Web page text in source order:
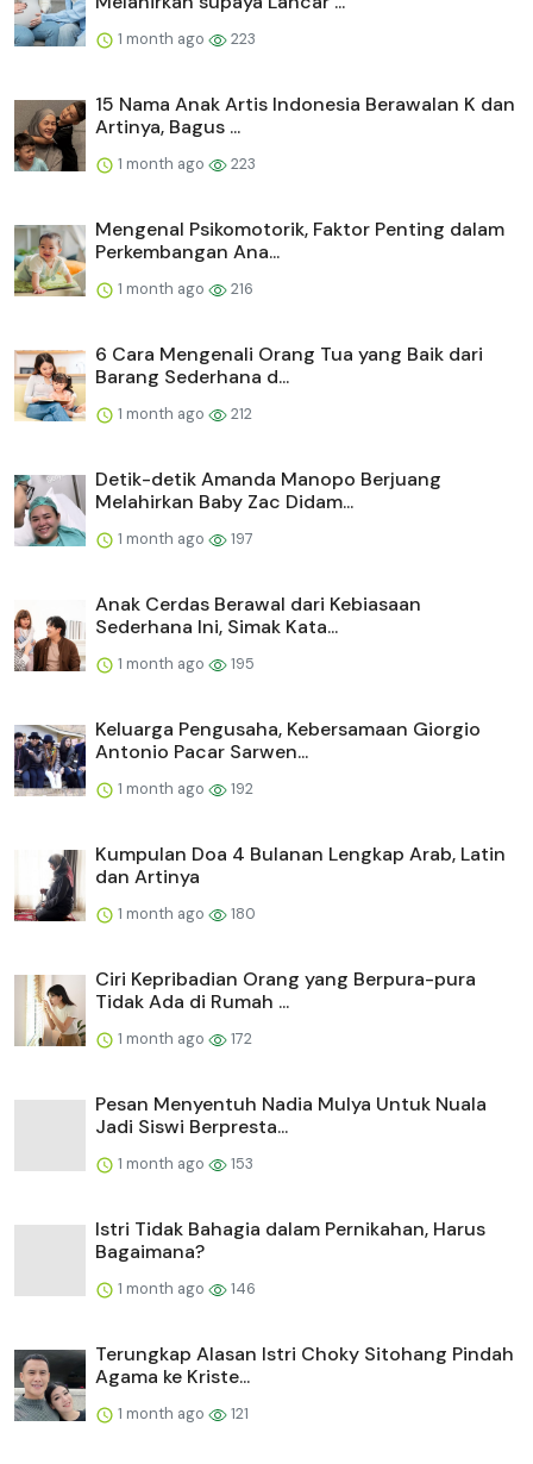
1 month ago 223
15 Nama Anak Artis Indonesia Berawalan K dan
Artinya, Bagus ...
1 month ago 223
Mengenal Psikomotorik, Faktor Penting dalam
Perkembangan Ana...
1 month ago 216
6 Cara Mengenali Orang Tua yang Baik dari
Barang Sederhana d...
1 month ago 212
Detik-detik Amanda Manopo Berjuang
Melahirkan Baby Zac Didam...
1 month ago 197
Anak Cerdas Berawal dari Kebiasaan
Sederhana Ini, Simak Kata...
1 month ago 195
Keluarga Pengusaha, Kebersamaan Giorgio
Antonio Pacar Sarwen...
1 month ago 192
Kumpulan Doa 4 Bulanan Lengkap Arab, Latin
dan Artinya
1 month ago 180
Ciri Kepribadian Orang yang Berpura-pura
Tidak Ada di Rumah ...
1 month ago 172
Pesan Menyentuh Nadia Mulya Untuk Nuala
Jadi Siswi Berpresta...
1 month ago 153
Istri Tidak Bahagia dalam Pernikahan, Harus
Bagaimana?
1 month ago 146
Terungkap Alasan Istri Choky Sitohang Pindah
Agama ke Kriste...
1 month ago 121